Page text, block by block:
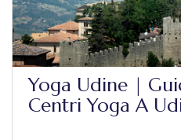
Yoga Udine |
Centri Yoga A